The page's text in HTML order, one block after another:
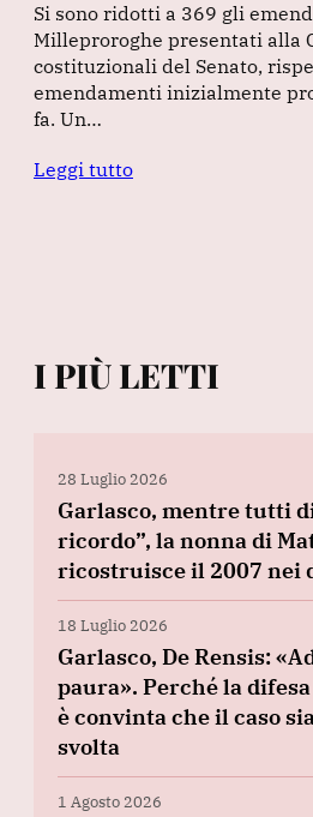
Si sono ridotti a 369 gli
Milleproroghe presentati alla
costituzionali del Senato,
emendamenti inizialmente
fa. Un…
Leggi tutto
I PIÙ LETTI
28 Luglio 2026
Garlasco, mentre tutti
ricordo”, la nonna di
ricostruisce il 2007 nei
18 Luglio 2026
Garlasco, De Rensis:
paura». Perché la
è convinta che il caso
svolta
1 Agosto 2026